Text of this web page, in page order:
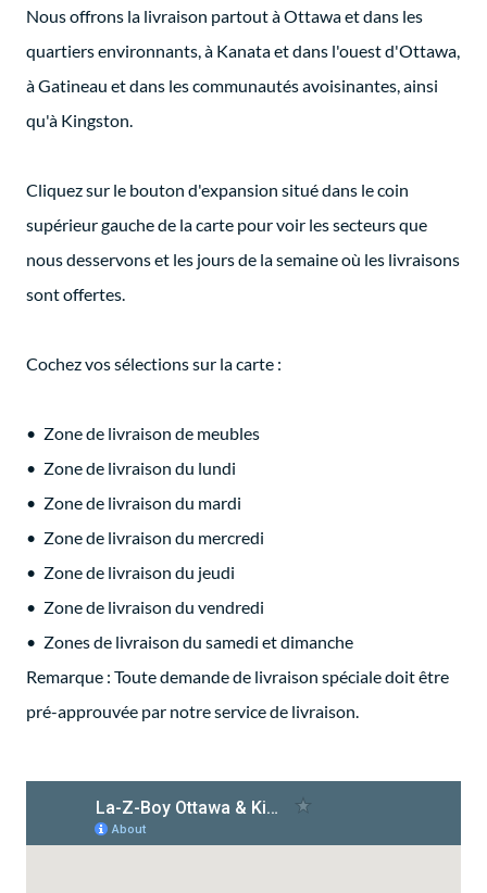
Nous offrons la livraison partout à Ottawa et dans les
quartiers environnants, à Kanata et dans l'ouest d'Ottawa,
à Gatineau et dans les communautés avoisinantes, ainsi
qu'à Kingston.
Cliquez sur le bouton d'expansion situé dans le coin
supérieur gauche de la carte pour voir les secteurs que
nous desservons et les jours de la semaine où les livraisons
sont offertes.
Cochez vos sélections sur la carte :
Zone de livraison de meubles
Zone de livraison du lundi
Zone de livraison du mardi
Zone de livraison du mercredi
Zone de livraison du jeudi
Zone de livraison du vendredi
Zones de livraison du samedi et dimanche
Remarque : Toute demande de livraison spéciale doit être
pré-approuvée par notre service de livraison.